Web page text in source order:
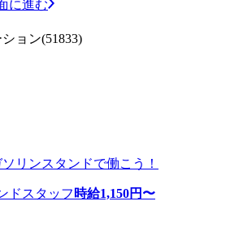
に進む
ョン(51833)
リンスタンドで働こう！
ドスタッフ 時給1,150円〜